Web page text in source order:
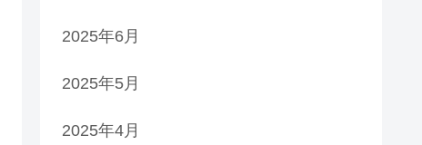
2025年6月
2025年5月
2025年4月